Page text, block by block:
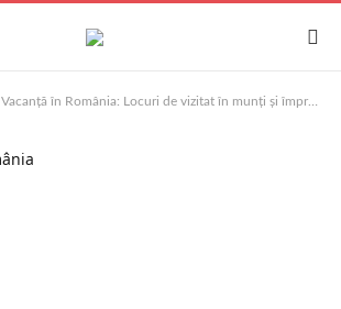
Vacanță în România: Locuri de vizitat în munți și împrejurimi